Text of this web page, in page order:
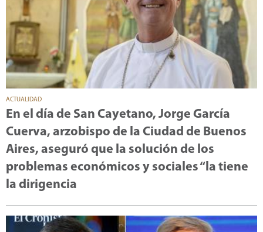
ACTUALIDAD
En el día de San Cayetano, Jorge García
Cuerva, arzobispo de la Ciudad de Buenos
Aires, aseguró que la solución de los
problemas económicos y sociales “la tiene
la dirigencia